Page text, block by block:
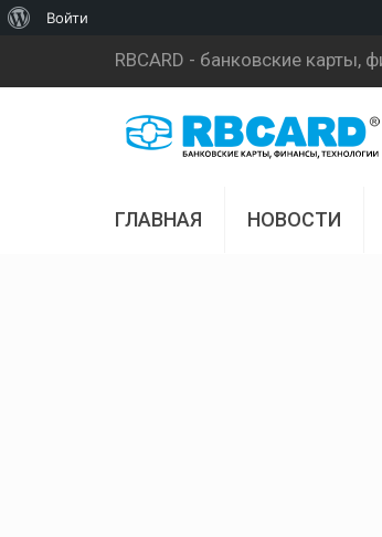
RBCARD - банковские карты,
ГЛАВНАЯ НОВОСТИ
Войти